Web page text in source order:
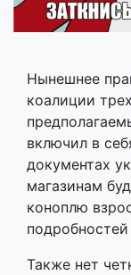
Нынешнее
коалиции
включил в
документах
магазинам
коноплю
подробностей
Также нет